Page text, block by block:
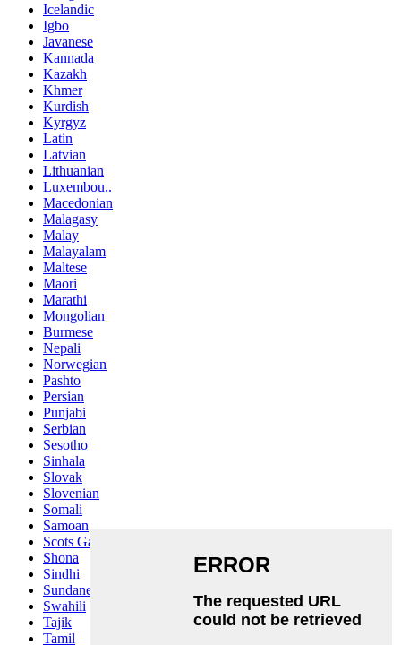
Icelandic
Igbo
Javanese
Kannada
Kazakh
Khmer
Kurdish
Kyrgyz
Latin
Latvian
Lithuanian
Luxembou..
Macedonian
Malagasy
Malay
Malayalam
Maltese
Maori
Marathi
Mongolian
Burmese
Nepali
Norwegian
Pashto
Persian
Punjabi
Serbian
Sesotho
Sinhala
Slovak
Slovenian
Somali
Samoan
Scots Gaelic
Shona
Sindhi
Sundanese
Swahili
Tajik
Tamil